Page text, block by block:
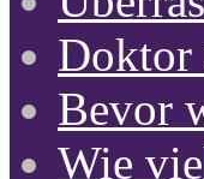
Doktor
Bevor
Wie